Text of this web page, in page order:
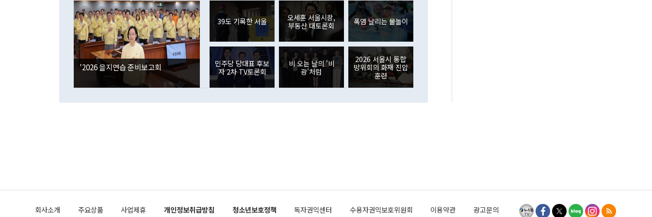
며 "정부 차원에서 (참석을) 검토하고 있다"고 발언한 데 대해서도 조 장관
은 "그것은 외교부의 몫"이라며 "아직 거기까지 진도가 나가지 않았다"고
잘랐다. 정 장관이 이날 소개한 대북 구상과 설명은 정부 내 조율을 거치지
않았다는 점에서 문제가 있다. 특히 주적 표현 대체와 국호 사용, 9·19 군
사합의 복원, 4자회담 추진 등은 통일부 장관이 결정할 사안이 아니어서 월
권이라는 지적이 나오고 있다. 이 대통령은 정 장관의 업무보고를 듣고 난
뒤 "여기 업무보고에 발표했다고 승인난 건 아니다"라고 재차 확인했다. 정
부의 한 소식통은 "정 장관의 발언 내용은 대부분 국가안전보장회의(NSC)
를 거쳐 결정된 사안이 아닌 정 장관의 개인적 생각에 가깝다"며 "안보 관
련 부처 장관이 정부의 공식 정책이 아닌 사안을 추진하겠다고 업무보고를
하고 대통령의 면전에서 '국군통수권자가 나서야 한다'고 주장한 것은 심각
이나 미국은 북한에 선비핵화를 공식적으로 요구한 적이 없기 때문이다. 지
공하는 방식으로 이뤄졌다. 1994년 북·미 제네바 기본합의는 핵시설 동결
인의 해외투자가 80억1000만달러, 외국인의 국내투자가 46억3000만달러
각각 증가했다. 증권투자에서는 외국인의 국내 주식 매도세가 이어졌다. 외
국인의 국내 주식 투자는 차익실현 매도 등의 영향으로 316억1000만달러
감소하며 전월(-310억5000만달러)에 이어 역대 최대 순매도 기록을 다시
경신했다. 외국인의 국내 채권투자는 세계국채지수(WGBI) 자금 유입에도
분기 말 만기도래 영향으로 증가 폭이 줄어든 52억9000만달러를 기록했
다. 내국인의 해외 증권투자는 주식을 중심으로 35억6000만달러 증가했
다. eoyn2@newspim.com
'2026 을지연습 준비보고회
39도 기록한 서울
오세훈 서울시장,
부동산 대토론회
폭염 날리는 물놀이
민주당 당대표 후보
자 2차 TV토론회
비 오는 날의 '비
광'처럼
2026 서울시 통합
방위회의 화재 진압
훈련
회사소개 주요상품 사업제휴 개인정보취급방침 청소년보호정책 독자권익센터 수용자권익보호위원회 이용약관 광고문의